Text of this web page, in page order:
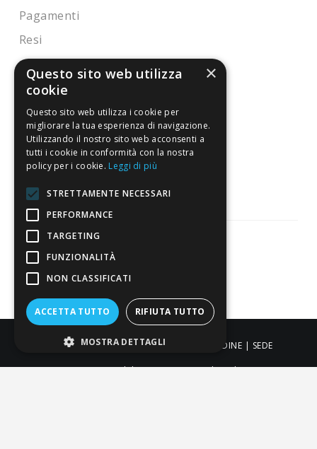
Pagamenti
Resi
4,7/5
3.818
Recensioni
Pagamenti sicuri
ALDIGIÙ S.R.L. | Via Cortazzis 15 33100 - UDINE | SEDE
OPERATIVA: Via del Progresso 3 - Padova | PEC:
×
Questo sito web utilizza
cookie
Questo sito web utilizza i cookie per
migliorare la tua esperienza di navigazione.
Utilizzando il nostro sito web acconsenti a
tutti i cookie in conformità con la nostra
policy per i cookie. Leggi di più
STRETTAMENTE NECESSARI
PERFORMANCE
TARGETING
FUNZIONALITÀ
NON CLASSIFICATI
ACCETTA TUTTO RIFIUTA TUTTO
MOSTRA DETTAGLI